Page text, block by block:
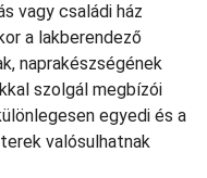
vagy családi ház
a lakberendező
naprakészségének
szolgál megbízói
egyedi és a
valósulhatnak